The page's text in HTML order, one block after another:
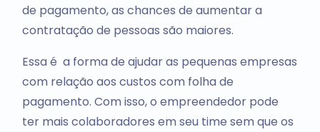
de pagamento, as chances de aumentar a
contratação de pessoas são maiores.
Essa é a forma de ajudar as pequenas empresas
com relação aos custos com folha de
pagamento. Com isso, o empreendedor pode
ter mais colaboradores em seu time sem que os